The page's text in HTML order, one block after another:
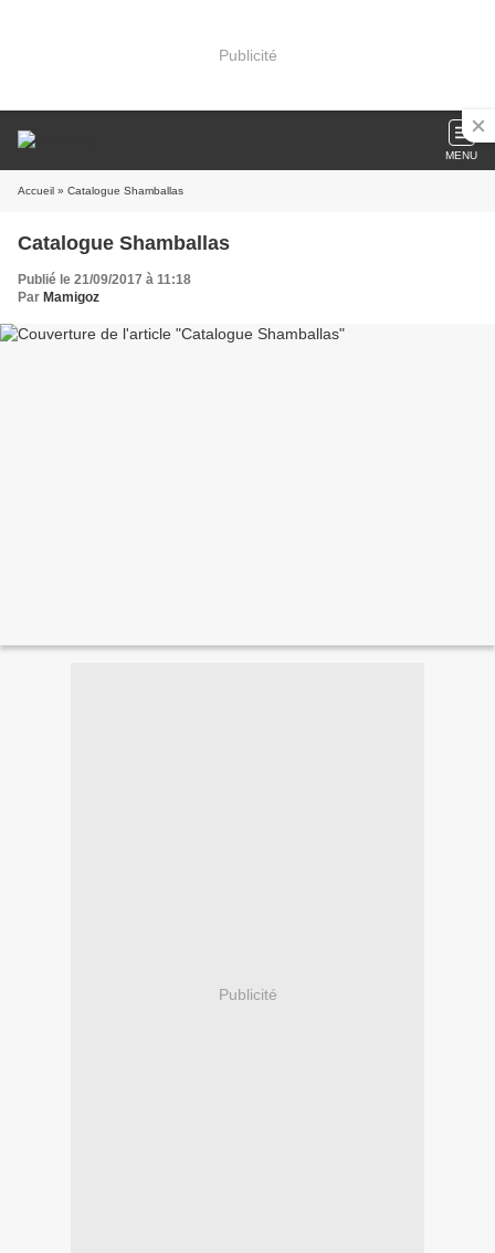
Publicité
MENU
Accueil » Catalogue Shamballas
Catalogue Shamballas
Publié le 21/09/2017 à 11:18
Par Mamigoz
Publicité